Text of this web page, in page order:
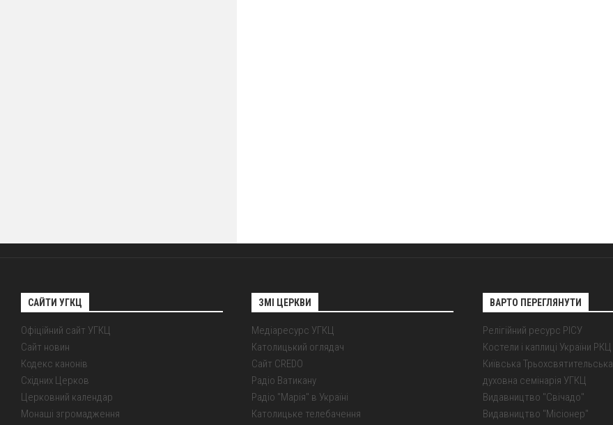
САЙТИ УГКЦ
Офіційний сайт УГКЦ
Сайт новин
Кодекс канонів
Східних Церков
Церковний календар
Монаші згромадження
ЗМІ ЦЕРКВИ
Медіаресурс УГКЦ
Католицький оглядач
Сайт CREDO
Радіо Ватикану
Радіо "Марія" в Україні
Католицьке телебачення
ВАРТО ПЕРЕГЛЯНУТИ
Релігійний ресурс РІСУ
Костели і каплиці України РКЦ
Київська Трьохсвятительська
духовна семінарія УГКЦ
Видавництво "Свічадо"
Видавництво "Місіонер"